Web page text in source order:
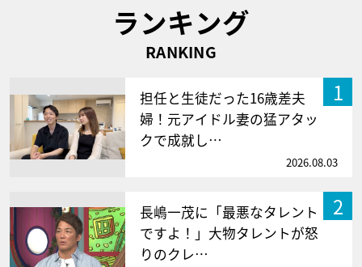
ランキング
RANKING
1
担任と生徒だった16歳差夫
婦！元アイドル妻の猛アタッ
クで成就し…
2026.08.03
2
長嶋一茂に「最悪なタレント
ですよ！」大物タレントが怒
りのクレ…